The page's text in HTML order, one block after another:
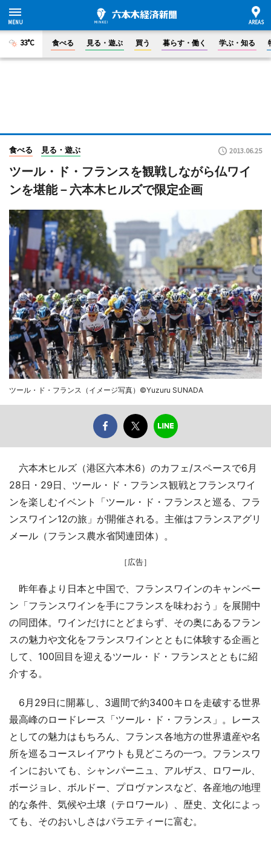
33°C 食べる 見る・遊ぶ 買う 暮らす・働く 学ぶ・知る
食べる 見る・遊ぶ 2013.06.25
ツール・ド・フランスを観戦しながら仏ワイ
ンを堪能－六本木ヒルズで限定企画
ツール・ド・フランス（イメージ写真）©Yuzuru SUNADA
六本木ヒルズ（港区六本木6）のカフェ/スペースで6月
28日・29日、ツール・ド・フランス観戦とフランスワイ
ンを楽しむイベント「ツール・ド・フランスと巡る、フラ
ンスワイン12の旅」が開催される。主催はフランスアグリ
メール（フランス農水省関連団体）。
［広告］
昨年春より日本と中国で、フランスワインのキャンペー
ン「フランスワインを手にフランスを味わおう」を展開中
の同団体。ワインだけにとどまらず、その奥にあるフラン
スの魅力や文化をフランスワインとともに体験する企画と
して、100回目を迎えるツール・ド・フランスとともに紹
介する。
6月29日に開幕し、3週間で約3400キロを走破する世界
最高峰のロードレース「ツール・ド・フランス」。レース
としての魅力はもちろん、フランス各地方の世界遺産や名
所を巡るコースレイアウトも見どころの一つ。フランスワ
インにおいても、シャンパーニュ、アルザス、ロワール、
ボージョレ、ボルドー、プロヴァンスなど、各産地の地理
的な条件、気候や土壌（テロワール）、歴史、文化によっ
ても、そのおいしさはバラエティーに富む。